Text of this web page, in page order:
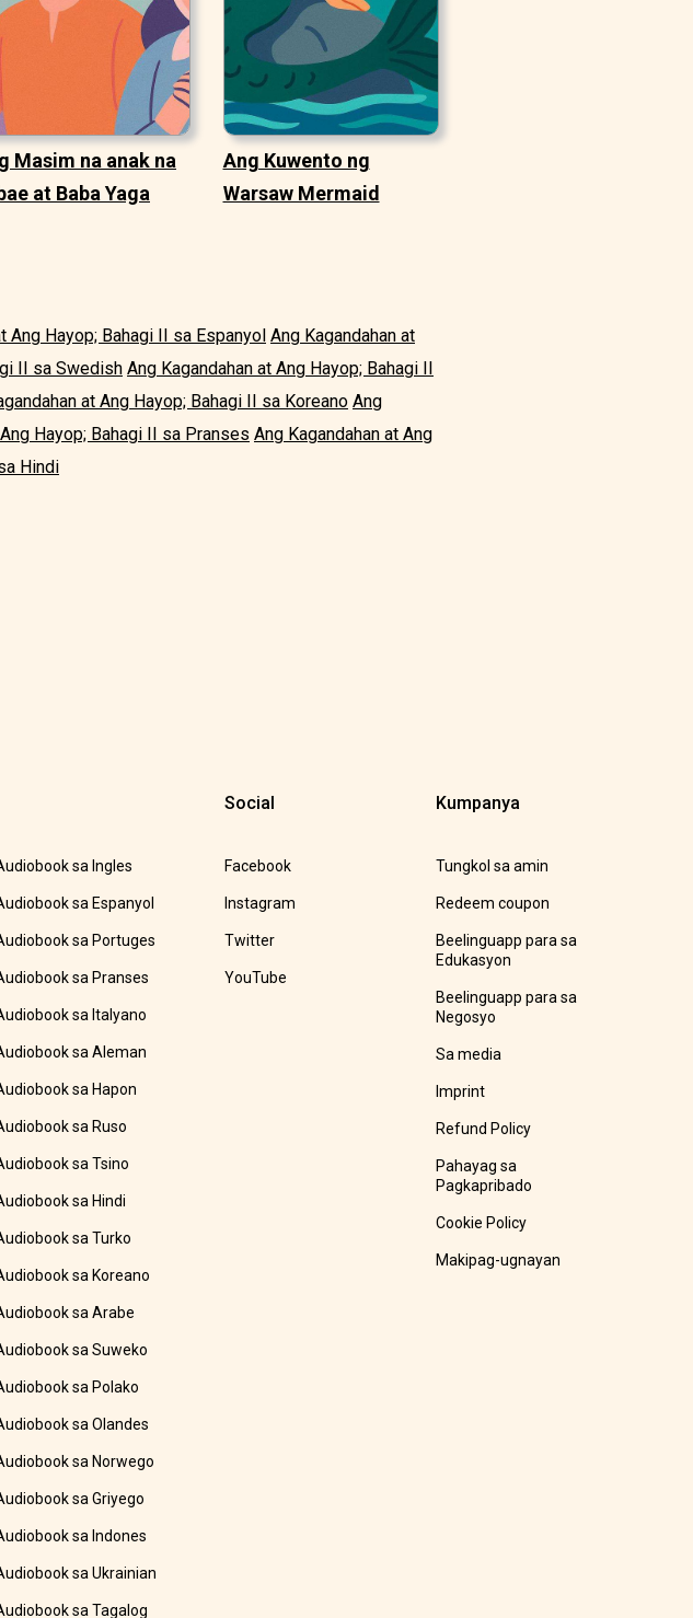
Masim na anak na
at Baba Yaga
Ang Kuwento ng
Warsaw Mermaid
Ang Hayop; Bahagi II sa Espanyol Ang Kagandahan at
II sa Swedish Ang Kagandahan at Ang Hayop; Bahagi II
at Ang Hayop; Bahagi II sa Koreano Ang
Hayop; Bahagi II sa Pranses Ang Kagandahan at Ang
Hindi
sa Ingles
sa Espanyol
sa Portuges
sa Pranses
sa Italyano
sa Aleman
sa Hapon
sa Ruso
sa Tsino
sa Hindi
sa Turko
sa Koreano
sa Arabe
sa Suweko
sa Polako
sa Olandes
sa Norwego
sa Griyego
sa Indones
sa Ukrainian
sa Tagalog
Social
Facebook
Instagram
Twitter
YouTube
Kumpanya
Tungkol sa amin
Redeem coupon
Beelinguapp para sa
Edukasyon
Beelinguapp para sa
Negosyo
Sa media
Imprint
Refund Policy
Pahayag sa
Pagkapribado
Cookie Policy
Makipag-ugnayan